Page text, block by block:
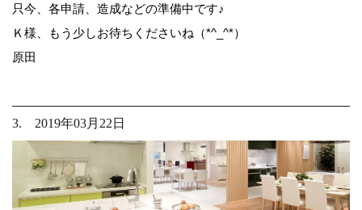
只今、各申請、造成などの準備中です♪
Ｋ様、もう少しお待ちくださいね（*^_^*）
原田
3. 2019年03月22日